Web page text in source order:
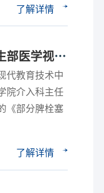
了解详情
部医学视听
代教育技术中
院介入科主任
《部分脾栓塞
了解详情